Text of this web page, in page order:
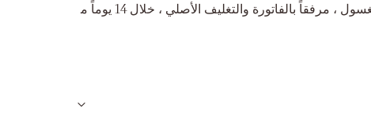
يمكن للعميل استرداد المبلغ المدفوع في حالة إعادة المنتج غير مستعمل أو مغسول ، مرفقاً بالفاتورة والتغليف الأصلي ، خلال 14 يوماً م